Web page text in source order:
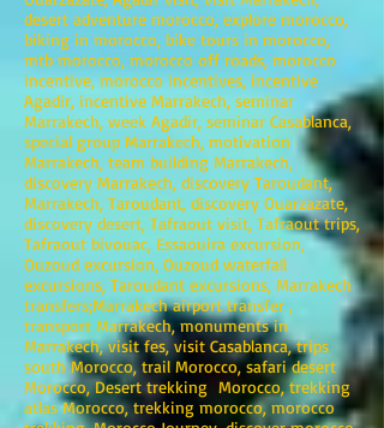
desert adventure morocco, explore morocco,
biking in morocco, bike tours in morocco,
mtb morocco, morocco off roads, morocco
incentive, morocco incentives, incentive
Agadir, incentive Marrakech, seminar
Marrakech, week Agadir, seminar Casablanca,
special group Marrakech, motivation
Marrakech, team building Marrakech,
discovery Marrakech, discovery Taroudant,
Marrakech, Taroudant, discovery Ouarzazate,
discovery desert, Tafraout visit, Tafraout trips,
Tafraout bivouac, Essaouira excursion,
Ouzoud excursion, Ouzoud waterfall
excursions, Taroudant excursions, Marrakech
transfers;Marrakech airport transfer ,
transport Marrakech, monuments in
Marrakech, visit fes, visit Casablanca, trips
south Morocco, trail Morocco, safari desert
Morocco, Desert trekking Morocco, trekking
atlas Morocco, trekking morocco, morocco